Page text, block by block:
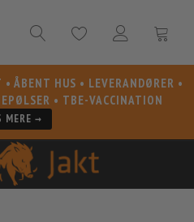
• ÅBENT HUS • LEVERANDØRER •
• TBE-VACCINATION
MERE →